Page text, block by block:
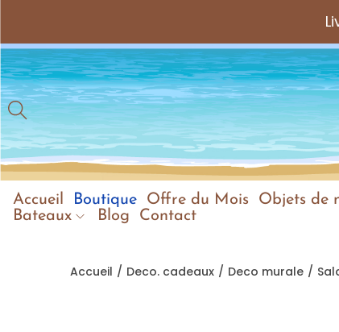
Accueil Boutique Offre du Mois Objets de
Bateaux
Blog Contact
Accueil / Deco. cadeaux / Deco murale /